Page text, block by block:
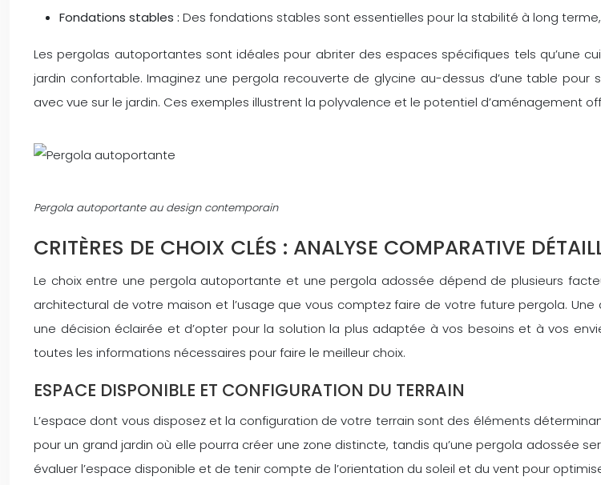
Fondations stables : Des fondations stables sont essentielles pour la stabilité à long
Les pergolas autoportantes sont idéales pour abriter des espaces spécifiques tels qu’une
jardin confortable. Imaginez une pergola recouverte de glycine au-dessus d’une table
avec vue sur le jardin. Ces exemples illustrent la polyvalence et le potentiel d’aménagement
Pergola autoportante au design contemporain
CRITÈRES DE CHOIX CLÉS : ANALYSE COMPARATIVE
Le choix entre une pergola autoportante et une pergola adossée dépend de plusieurs
architectural de votre maison et l’usage que vous comptez faire de votre future pergola.
une décision éclairée et d’opter pour la solution la plus adaptée à vos besoins et à vos
toutes les informations nécessaires pour faire le meilleur choix.
ESPACE DISPONIBLE ET CONFIGURATION DU TERRAIN
L’espace dont vous disposez et la configuration de votre terrain sont des éléments
pour un grand jardin où elle pourra créer une zone distincte, tandis qu’une pergola adossée
évaluer l’espace disponible et de tenir compte de l’orientation du soleil et du vent pour